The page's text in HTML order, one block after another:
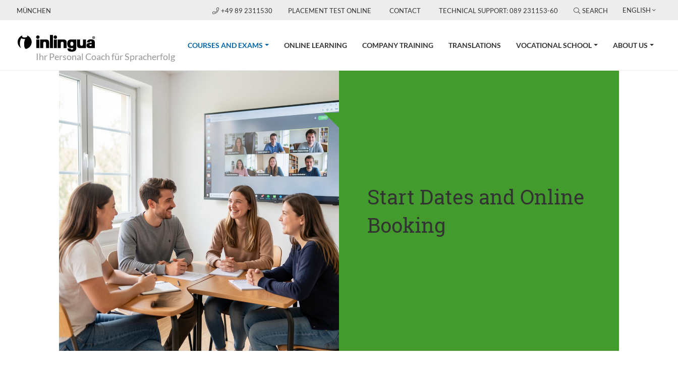
MÜNCHEN +49 89 2311530 PLACEMENT TEST ONLINE CONTACT TECHNICAL SUPPORT: 089 231153-60 SEARCH ENGLISH
Ihr Personal Coach für Spracherfolg
COURSES AND EXAMS (CURRENT)ONLINE LEARNING COMPANY TRAINING TRANSLATIONS VOCATIONAL SCHOOL ABOUT US
Start Dates and Online
Booking